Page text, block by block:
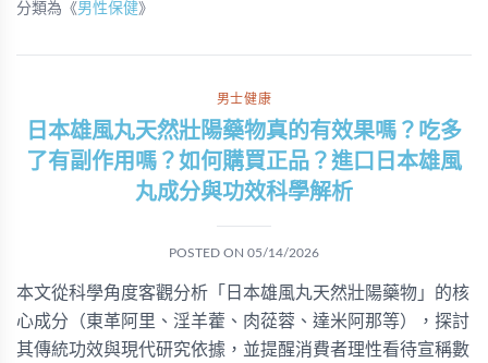
分類為《男性保健》
男士健康
日本雄風丸天然壯陽藥物真的有效果嗎？吃多
了有副作用嗎？如何購買正品？進口日本雄風
丸成分與功效科學解析
POSTED ON 05/14/2026
本文從科學角度客觀分析「日本雄風丸天然壯陽藥物」的核
心成分（東革阿里、淫羊藿、肉蓯蓉、達米阿那等），探討
其傳統功效與現代研究依據，並提醒消費者理性看待宣稱數